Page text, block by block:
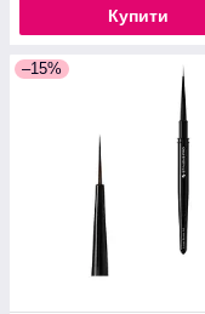
Купити
–15%